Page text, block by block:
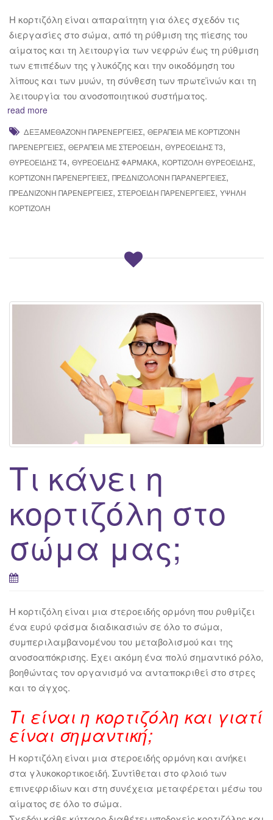
Η κορτιζόλη είναι απαραίτητη για όλες σχεδόν τις
διεργασίες στο σώμα, από τη ρύθμιση της πίεσης του
αίματος και τη λειτουργία των νεφρών έως τη ρύθμιση
των επιπέδων της γλυκόζης και την οικοδόμηση του
λίπους και των μυών, τη σύνθεση των πρωτεϊνών και τη
λειτουργία του ανοσοποιητικού συστήματος.
read more
ΔΕΞΑΜΕΘΑΖΌΝΗ ΠΑΡΕΝΈΡΓΕΙΕΣ, ΘΕΡΑΠΕΊΑ ΜΕ ΚΟΡΤΙΖΌΝΗ
ΠΑΡΕΝΈΡΓΕΙΕΣ, ΘΕΡΑΠΕΊΑ ΜΕ ΣΤΕΡΟΕΙΔΉ, ΘΥΡΕΟΕΙΔΉΣ Τ3,
ΘΥΡΕΟΕΙΔΉΣ Τ4, ΘΥΡΕΟΕΙΔΉΣ ΦΆΡΜΑΚΑ, ΚΟΡΤΙΖΌΛΗ ΘΥΡΕΟΕΙΔΉΣ,
ΚΟΡΤΙΖΌΝΗ ΠΑΡΕΝΈΡΓΕΙΕΣ, ΠΡΕΔΝΙΖΟΛΌΝΗ ΠΑΡΑΝΈΡΓΕΙΕΣ,
ΠΡΕΔΝΙΖΌΝΗ ΠΑΡΕΝΈΡΓΕΙΕΣ, ΣΤΕΡΟΕΙΔΉ ΠΑΡΕΝΈΡΓΕΙΕΣ, ΥΨΗΛΉ
ΚΟΡΤΙΖΌΛΗ
Τι κάνει η
κορτιζόλη στο
σώμα μας;
Η κορτιζόλη είναι μια στεροειδής ορμόνη που ρυθμίζει
ένα ευρύ φάσμα διαδικασιών σε όλο το σώμα,
συμπεριλαμβανομένου του μεταβολισμού και της
ανοσοαπόκρισης. Έχει ακόμη ένα πολύ σημαντικό ρόλο,
βοηθώντας τον οργανισμό να ανταποκριθεί στο στρες
και το άγχος.
Τι είναι η κορτιζόλη και γιατί
είναι σημαντική;
Η κορτιζόλη είναι μια στεροειδής ορμόνη και ανήκει
στα γλυκοκορτικοειδή. Συντίθεται στο φλοιό των
επινεφριδίων και στη συνέχεια μεταφέρεται μέσω του
αίματος σε όλο το σώμα.